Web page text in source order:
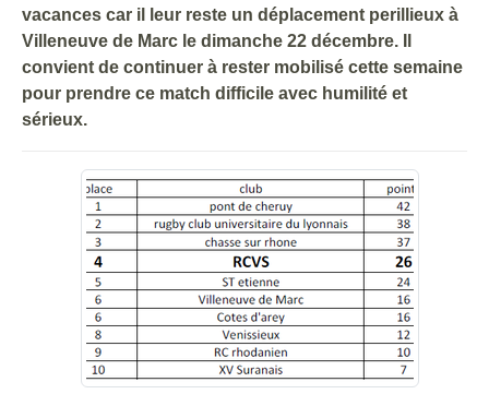
vacances car il leur reste un déplacement perillieux à
Villeneuve de Marc le dimanche 22 décembre. Il
convient de continuer à rester mobilisé cette semaine
pour prendre ce match difficile avec humilité et
sérieux.